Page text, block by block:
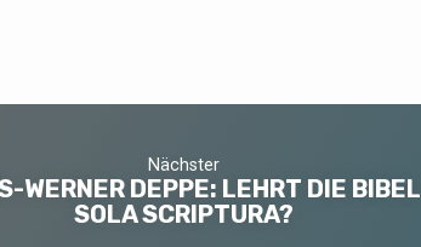
Nächster
WERNER DEPPE: LEHRT DIE BIBEL
SOLA SCRIPTURA?